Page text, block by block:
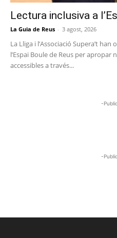
Lectura inclusiva a
La Guia de Reus - 3 agost, 2026
La Lliga i l’Associació Supera’t
l’Espai Boule de Reus per apropar
accessibles a través...
-
-